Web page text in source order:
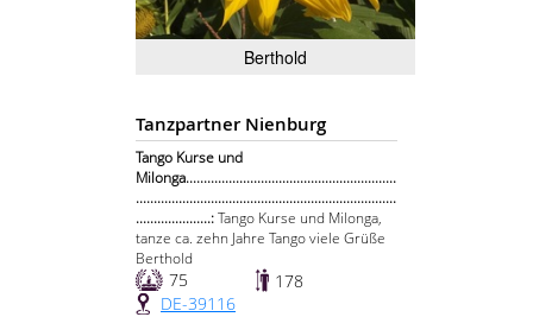
Berthold
Tanzpartner Nienburg
Tango Kurse und
Milonga...........................................................
.........................................................................
.....................:Tango Kurse und Milonga,
tanze ca. zehn Jahre Tango viele Grüße
Berthold
75
178
DE-39116